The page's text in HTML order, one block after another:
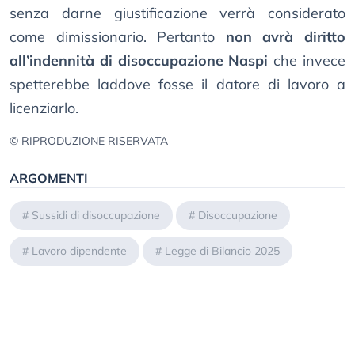
senza darne giustificazione verrà considerato
come dimissionario. Pertanto non avrà diritto
all’indennità di disoccupazione Naspi che invece
spetterebbe laddove fosse il datore di lavoro a
licenziarlo.
© RIPRODUZIONE RISERVATA
ARGOMENTI
# Sussidi di disoccupazione # Disoccupazione
# Lavoro dipendente # Legge di Bilancio 2025